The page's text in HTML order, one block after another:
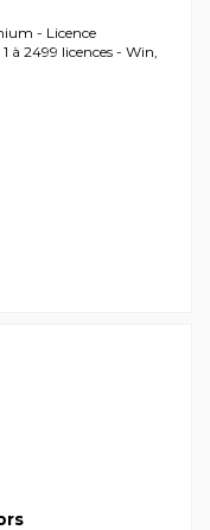
- Licence
à 2499 licences - Win,